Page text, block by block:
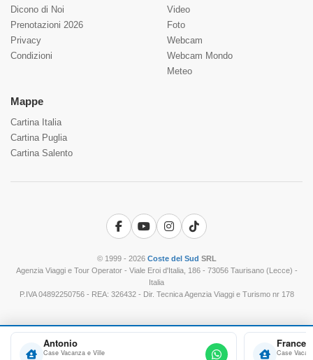
Antonio
Case Vacanza e Ville Case
Dicono di Noi
Prenotazioni 2026
Privacy
Condizioni
Video
Foto
Webcam
Webcam Mondo
Meteo
Mappe
Cartina Italia
Cartina Puglia
Cartina Salento
Facebook
YouTubeInstagram
TikTok
© 1999 - 2026 Coste del Sud SRL
Agenzia Viaggi e Tour Operator - Viale Eroi d'Italia, 186 - 73056 Taurisano (Lecce) -
Italia
P.IVA 04892250756 - REA: 326432 - Dir. Tecnica Agenzia Viaggi e Turismo nr 178